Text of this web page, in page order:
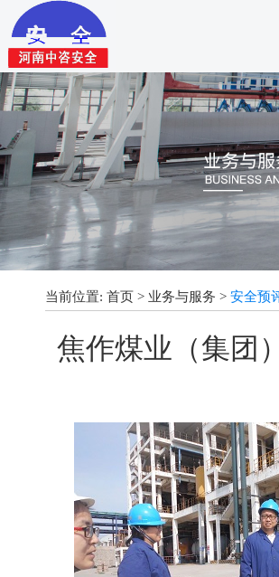
当前位置: 首页 > 业务与服务 > 安全预
焦作煤业（集团